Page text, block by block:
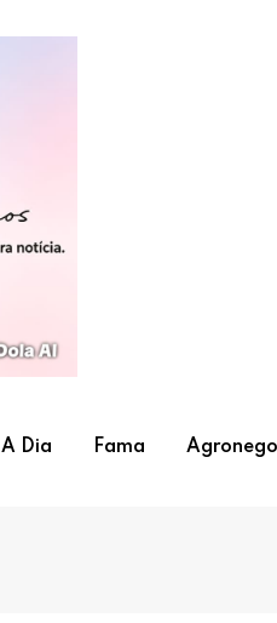
Dia Fama